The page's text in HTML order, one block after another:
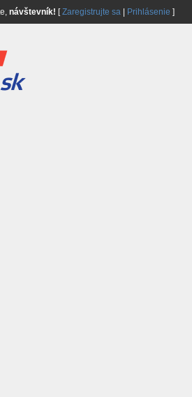
návštevník! [Zaregistrujte sa| Prihlásenie ]